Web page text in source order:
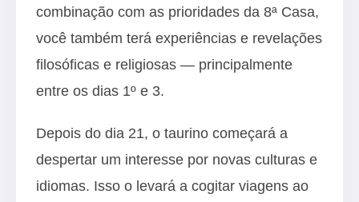
combinação com as prioridades da 8ª Casa,
você também terá experiências e revelações
filosóficas e religiosas — principalmente
entre os dias 1º e 3.
Depois do dia 21, o taurino começará a
despertar um interesse por novas culturas e
idiomas. Isso o levará a cogitar viagens ao